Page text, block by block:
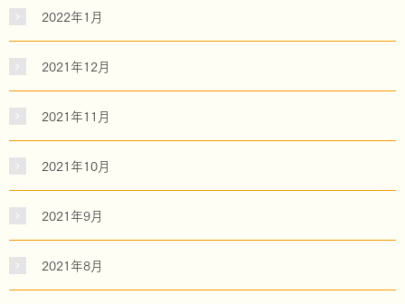
2022年1月
2021年12月
2021年11月
2021年10月
2021年9月
2021年8月